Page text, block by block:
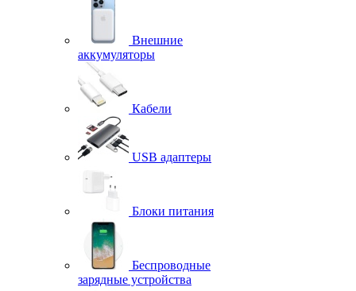
Внешние
аккумуляторы
Кабели
USB адаптеры
Блоки питания
Беспроводные
зарядные устройства